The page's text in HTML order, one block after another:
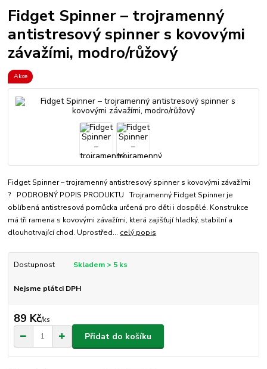
Fidget Spinner – trojramenný
antistresový spinner s kovovými
závažími, modro/růžový
Akce
Fidget Spinner – trojramenný antistresový spinner s kovovými závažími
? PODROBNÝ POPIS PRODUKTU Trojramenný Fidget Spinner je
oblíbená antistresová pomůcka určená pro děti i dospělé. Konstrukce
má tři ramena s kovovými závažími, která zajišťují hladký, stabilní a
dlouhotrvající chod. Uprostřed... celý popis
Dostupnost Skladem > 5 ks
Nejsme plátci DPH
89 Kč/ks
Přidat do košíku